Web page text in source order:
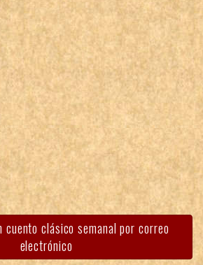
clásico semanal por correo
electrónico